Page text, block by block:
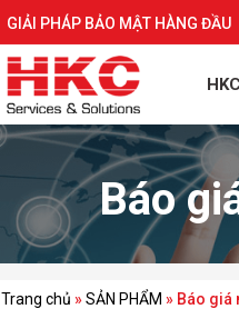
GIẢI PHÁP BẢO MẬT HÀNG ĐẦU
Báo
Trang chủ »SẢN PHẨM » Báo giá